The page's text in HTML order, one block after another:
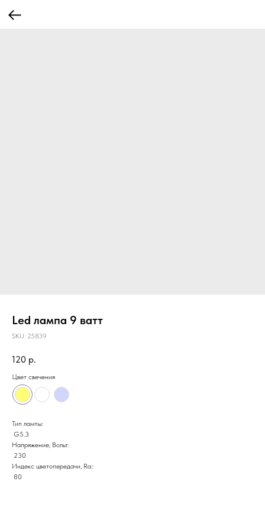
Led лампа 9 ватт
SKU: 25839
120 р.
Цвет свечения
Тип лампы:
G5.3
Напряжение, Вольт:
230
Индекс цветопередачи, Ra::
80